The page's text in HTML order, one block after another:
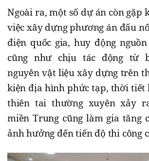
Ngoài ra, một số dự án còn gặp
việc xây dựng phương án đấu
điện quốc gia, huy động
cũng như chịu tác động từ
nguyên vật liệu xây dựng trên
kiện địa hình phức tạp, thời tiết
thiên tai thường xuyên xảy
miền Trung cũng làm gia tăng
ảnh hưởng đến tiến độ thi công